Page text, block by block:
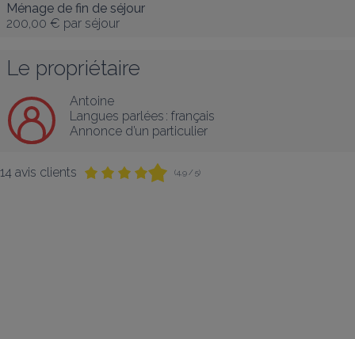
Ménage de fin de séjour
200,00 € par séjour
Le propriétaire
Antoine
Langues parlées : français
Annonce d’un particulier
14 avis clients (4,9 / 5)